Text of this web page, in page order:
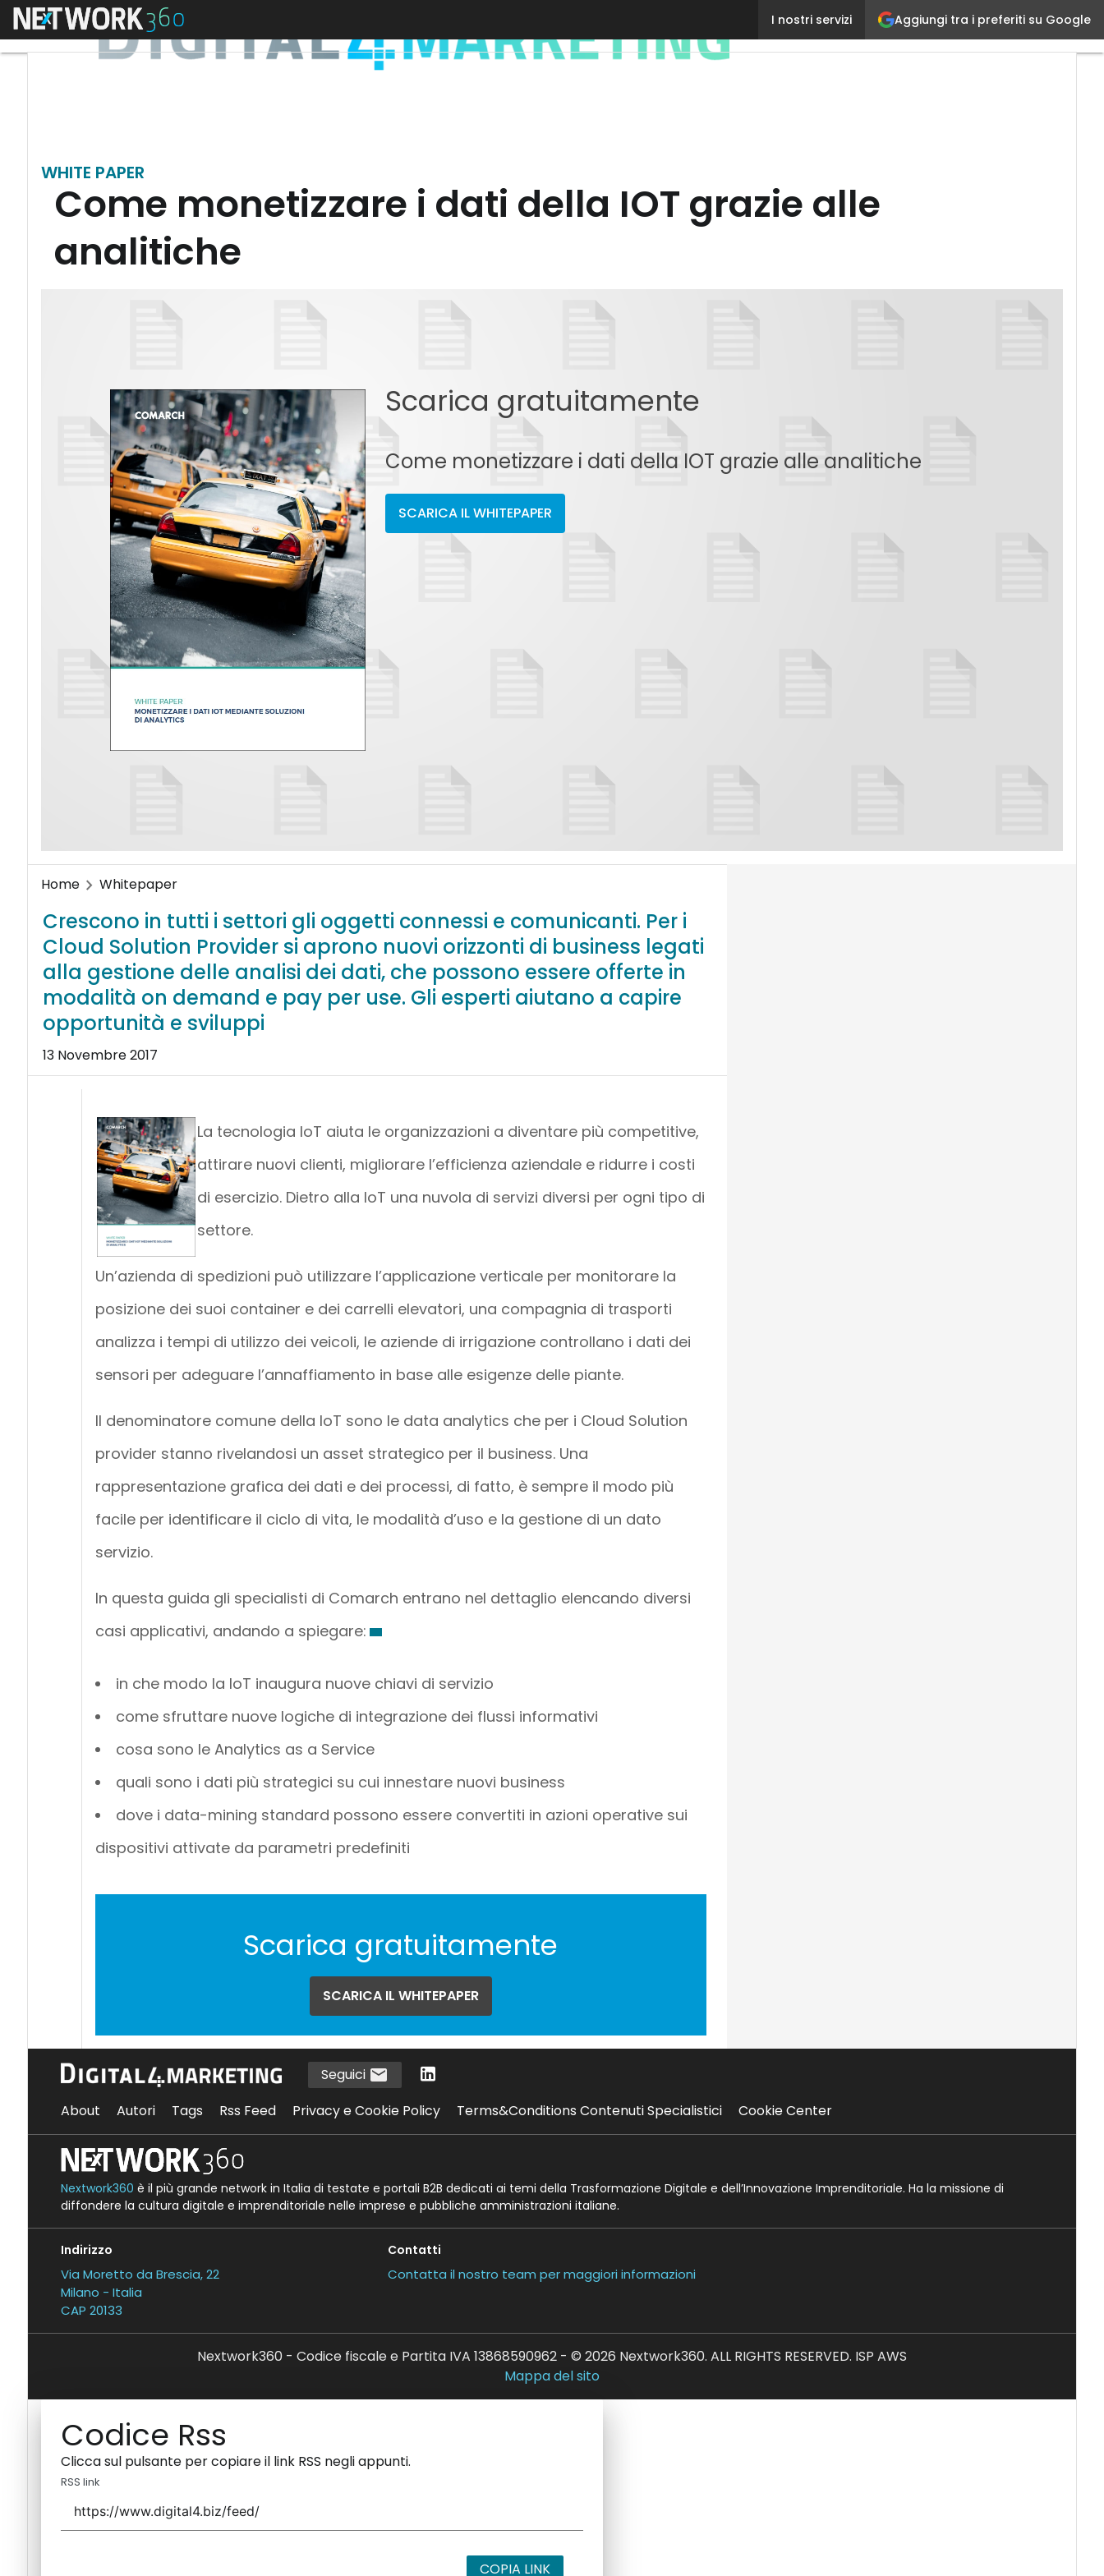
Aggiungi tra i preferiti su Google
I nostri servizi
Menu Come monetizzare i dati della IOT grazie alle
WHITE PAPER
Come monetizzare i dati della IOT grazie alle
analitiche
Scarica gratuitamente
Come monetizzare i dati della IOT grazie alle analitiche
SCARICA IL WHITEPAPER
Home Whitepaper
Crescono in tutti i settori gli oggetti connessi e comunicanti. Per i
Cloud Solution Provider si aprono nuovi orizzonti di business legati
alla gestione delle analisi dei dati, che possono essere offerte in
modalità on demand e pay per use. Gli esperti aiutano a capire
opportunità e sviluppi
13 Novembre 2017
La tecnologia IoT aiuta le organizzazioni a diventare più competitive,
attirare nuovi clienti, migliorare l’efficienza aziendale e ridurre i costi
di esercizio. Dietro alla IoT una nuvola di servizi diversi per ogni tipo di
settore.
Un’azienda di spedizioni può utilizzare l’applicazione verticale per monitorare la
posizione dei suoi container e dei carrelli elevatori, una compagnia di trasporti
analizza i tempi di utilizzo dei veicoli, le aziende di irrigazione controllano i dati dei
sensori per adeguare l’annaffiamento in base alle esigenze delle piante.
Il denominatore comune della IoT sono le data analytics che per i Cloud Solution
provider stanno rivelandosi un asset strategico per il business. Una
rappresentazione grafica dei dati e dei processi, di fatto, è sempre il modo più
facile per identificare il ciclo di vita, le modalità d’uso e la gestione di un dato
servizio.
In questa guida gli specialisti di Comarch entrano nel dettaglio elencando diversi
casi applicativi, andando a spiegare:
in che modo la IoT inaugura nuove chiavi di servizio
come sfruttare nuove logiche di integrazione dei flussi informativi
cosa sono le Analytics as a Service
quali sono i dati più strategici su cui innestare nuovi business
dove i data-mining standard possono essere convertiti in azioni operative sui
dispositivi attivate da parametri predefiniti
Scarica gratuitamente
SCARICA IL WHITEPAPER
Seguici
About
Autori Tags Rss Feed Privacy e Cookie Policy Terms&Conditions Contenuti Specialistici Cookie Center
Nextwork360 è il più grande network in Italia di testate e portali B2B dedicati ai temi della Trasformazione Digitale e dell’Innovazione Imprenditoriale. Ha la missione di
diffondere la cultura digitale e imprenditoriale nelle imprese e pubbliche amministrazioni italiane.
Indirizzo
Via Moretto da Brescia, 22
Milano - Italia
CAP 20133
Contatti
Contatta il nostro team per maggiori informazioni
Nextwork360 - Codice fiscale e Partita IVA 13868590962 - © 2026 Nextwork360. ALL RIGHTS RESERVED. ISP AWS
Mappa del sito
Codice Rss
Clicca sul pulsante per copiare il link RSS negli appunti.
RSS link
COPIA LINK